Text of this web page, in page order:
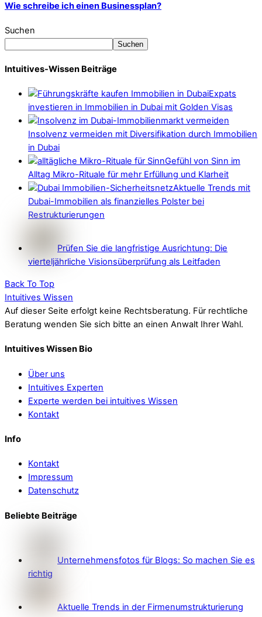
Wie schreibe ich einen Businessplan?
Suchen
Suchen
Intuitives-Wissen Beiträge
Expats
investieren in Immobilien in Dubai mit Golden Visas
Insolvenz vermeiden mit Diversifikation durch Immobilien
in Dubai
Gefühl von Sinn im
Alltag Mikro-Rituale für mehr Erfüllung und Klarheit
Aktuelle Trends mit
Dubai-Immobilien als finanzielles Polster bei
Restrukturierungen
Prüfen Sie die langfristige Ausrichtung: Die
vierteljährliche Visionsüberprüfung als Leitfaden
Back To Top
Intuitives Wissen
Auf dieser Seite erfolgt keine Rechtsberatung. Für rechtliche
Beratung wenden Sie sich bitte an einen Anwalt Ihrer Wahl.
Intuitives Wissen Bio
Über uns
Intuitives Experten
Experte werden bei intuitives Wissen
Kontakt
Info
Kontakt
Impressum
Datenschutz
Beliebte Beiträge
Unternehmensfotos für Blogs: So machen Sie es
richtig
Aktuelle Trends in der Firmenumstrukturierung